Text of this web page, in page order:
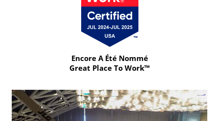
Encore A Été Nommé
Great Place To Work™
to
learn
more